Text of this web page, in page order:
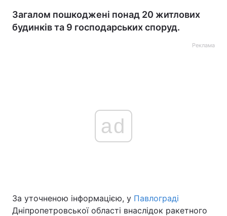
Загалом пошкоджені понад 20 житлових
будинків та 9 господарських споруд.
Реклама
ad
За уточненою інформацією, у Павлограді
Дніпропетровської області внаслідок ракетного